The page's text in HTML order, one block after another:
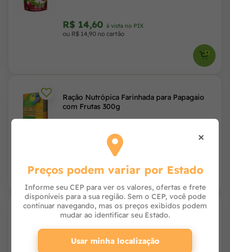
R$ 14,60 à vista no PIX
ou R$ 14,90 no cartão
Ração Nutrópica Farinhada para Papagaio
com Frutas 300g
à vista no PIX
ou R$ 41,90 no cartão
Ração Gold Mix Reino das Aves para
×
Preços podem variar por Estado
Informe seu CEP para ver os valores, ofertas e frete
disponíveis para a sua região. Sem o CEP, você pode
continuar navegando, mas os preços exibidos podem
mudar ao identificar seu Estado.
Usar minha localização